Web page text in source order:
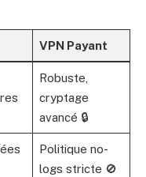
VPN Payant
Robuste,
cryptage
avancé 🔒
Politique no-
logs stricte 🚫